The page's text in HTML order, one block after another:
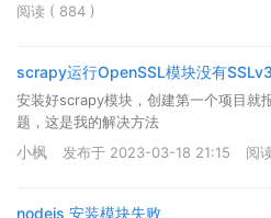
阅读 ( 884 )
scrapy运行OpenSSL模块没有
安装好scrapy模块，创建第一个项目就
题，这是我的解决方法
小枫 发布于 2023-03-18 21:15 阅
nodejs 安装模块失败